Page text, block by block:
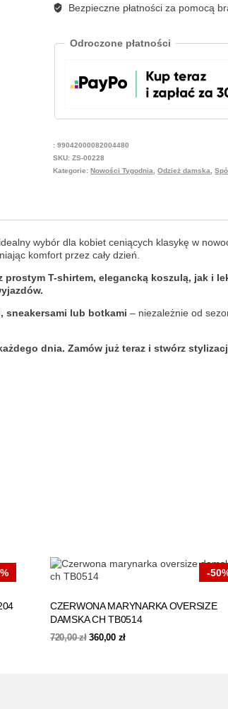
Tensione
Bezpieczne płatności za pomocą
Odroczone płatności
:99042000082004480
SKU:ZS-00228
Kategorie:Nowości Tygodnia ,Odzież damska ,
wybór dla kobiet ceniących klasykę w
komfort przez cały dzień.
prostym T-shirtem, elegancką koszulą, jak i
sneakersami lub botkami – niezależnie od
dnia. Zamów już teraz i stwórz
-
CZERWONA MARYNARKA OVERSIZE
DAMSKA CH TB0514
720,00zł Pierwotna
360,00 złAktualna